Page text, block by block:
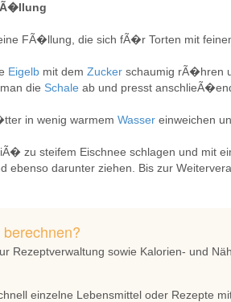
FÃ�llung, die sich fÃ�r Torten mit
Eigelb mit dem Zucker schaumig rÃ�hren
die Schale ab und presst
in wenig warmem Wasser einweichen
zu steifem Eischnee schlagen und mit
ebenso darunter ziehen. Bis zur
Rezeptverwaltung sowie Kalorien- und
einzelne Lebensmittel oder Rezepte